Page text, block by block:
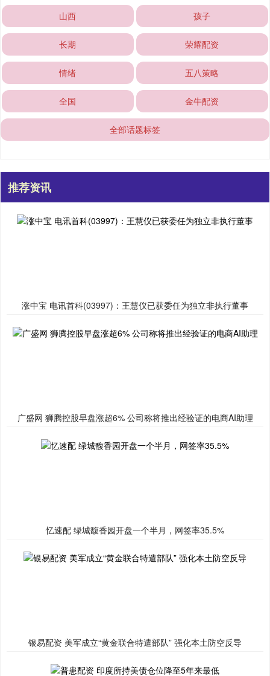
山西 孩子
长期 荣耀配资
情绪 五八策略
全国 金牛配资
全部话题标签
推荐资讯
涨中宝 电讯首科(03997)：王慧仪已获委任为独立非执行董事
广盛网 狮腾控股早盘涨超6% 公司称将推出经验证的电商AI助理
忆速配 绿城馥香园开盘一个半月，网签率35.5%
银易配资 美军成立“黄金联合特遣部队” 强化本土防空反导